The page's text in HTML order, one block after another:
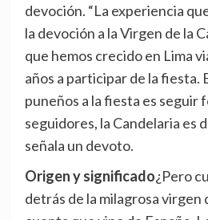
devoción. “La experiencia
la devoción a la Virgen de la
que hemos crecido en Lima
años a participar de la fiesta.
puneños a la fiesta es seguir
seguidores, la Candelaria es
señala un devoto.
Origen y significado¿Pero
detrás de la milagrosa virgen